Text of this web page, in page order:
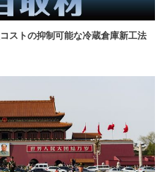
ストの抑制可能な冷蔵倉庫新工法